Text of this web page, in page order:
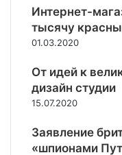
о
м
К
ы
м
а
Д
Н
в
в
н
т
е
в
ь
о
р
и
Р
о
с
и
и
Интернет-
тысячу
01.03.2020
От идей к
дизайн студии
15.07.2020
Заявление
«шпионами